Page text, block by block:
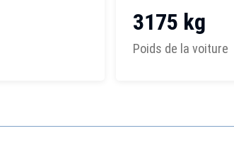
3175 kg
Poids de la voiture